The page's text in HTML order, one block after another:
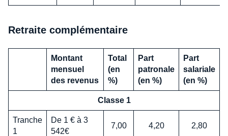
Retraite complémentaire
Montant
mensuel
des revenus
Total
(en
%)
Part
patronale
(en %)
Part
salariale
(en %)
Classe 1
Tranche
1
De 1 € à 3
542€
7,00 4,20 2,80